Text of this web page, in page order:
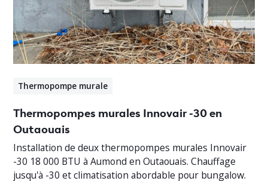
Thermopompe murale
Thermopompes murales Innovair -30 en
Outaouais
Installation de deux thermopompes murales Innovair
-30 18 000 BTU à Aumond en Outaouais. Chauffage
jusqu'à -30 et climatisation abordable pour bungalow.